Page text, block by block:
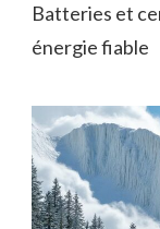
Batteries et
énergie fiable